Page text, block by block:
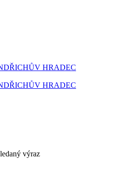
HRADEC
HRADEC
výraz